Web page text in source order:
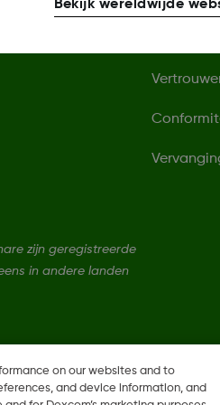
zijn geregistreerde
in andere landen
on our websites and to
and device information, and
Bekijk wereldwijde